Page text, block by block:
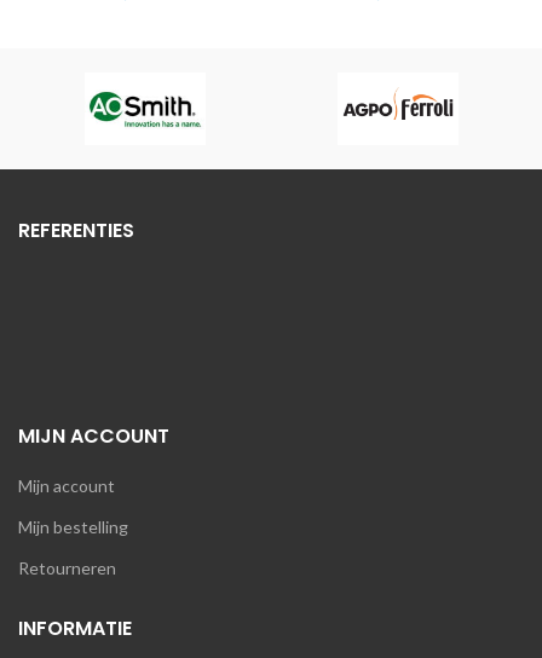
Masterwatt
REFERENTIES
MIJN ACCOUNT
Mijn account
Mijn bestelling
Retourneren
INFORMATIE